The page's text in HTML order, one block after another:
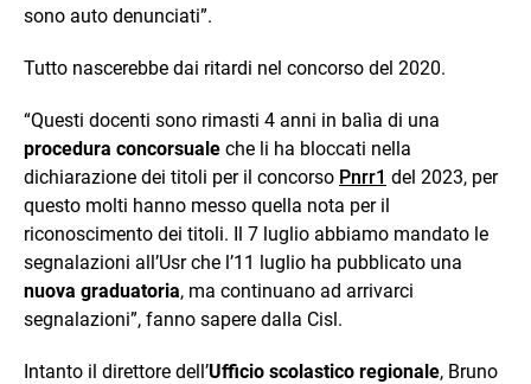
sono auto denunciati”.
Tutto nascerebbe dai ritardi nel concorso del 2020.
“Questi docenti sono rimasti 4 anni in balìa di una
procedura concorsuale che li ha bloccati nella
dichiarazione dei titoli per il concorso Pnrr1 del 2023, per
questo molti hanno messo quella nota per il
riconoscimento dei titoli. Il 7 luglio abbiamo mandato le
segnalazioni all’Usr che l’11 luglio ha pubblicato una
nuova graduatoria, ma continuano ad arrivarci
segnalazioni”, fanno sapere dalla Cisl.
Intanto il direttore dell’Ufficio scolastico regionale, Bruno